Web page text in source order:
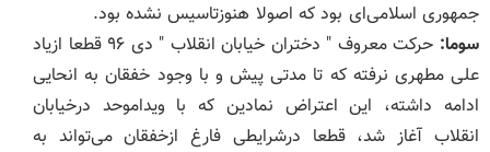
جمهوری اسلامی‌ای بود که اصولا هنوزتاسیس نشده بود.
سوما:
حرکت معروف " دختران خیابان انقلاب " دی ۹۶ قطعا ازیاد
علی مطهری نرفته که تا مدتی پیش و با وجود خفقان به انحایی
ادامه داشته، این اعتراض نمادین که با ویداموحد درخیابان
انقلاب آغاز شد، قطعا درشرایطی فارغ ازخفقان می‌تواند به